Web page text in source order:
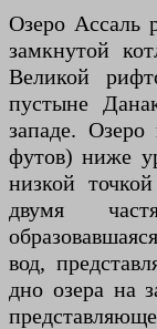
Озеро Ассаль
замкнутой
Великой
пустыне
западе.
футов) ниже
низкой
двумя
вод,
дно озера на